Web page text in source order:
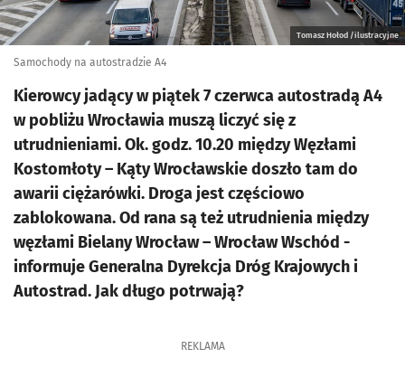
Tomasz Hołod /ilustracyjne
Samochody na autostradzie A4
Kierowcy jadący w piątek 7 czerwca autostradą A4
w pobliżu Wrocławia muszą liczyć się z
utrudnieniami. Ok. godz. 10.20 między Węzłami
Kostomłoty – Kąty Wrocławskie doszło tam do
awarii ciężarówki. Droga jest częściowo
zablokowana. Od rana są też utrudnienia między
węzłami Bielany Wrocław – Wrocław Wschód -
informuje Generalna Dyrekcja Dróg Krajowych i
Autostrad. Jak długo potrwają?
REKLAMA